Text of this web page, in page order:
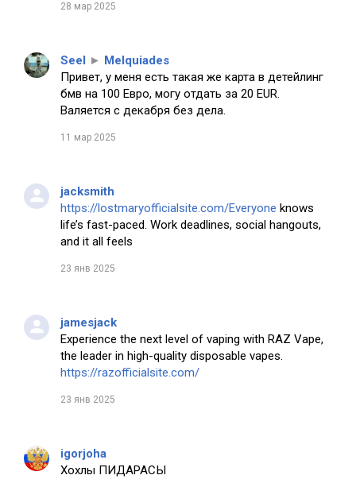
28 мар 2025
Seel ► Melquiades
Привет, у меня есть такая же карта в детейлинг
бмв на 100 Евро, могу отдать за 20 EUR.
Валяется с декабря без дела.
11 мар 2025
jacksmith
https://lostmaryofficialsite.com/Everyone knows
life’s fast-paced. Work deadlines, social hangouts,
and it all feels
23 янв 2025
jamesjack
Experience the next level of vaping with RAZ Vape,
the leader in high-quality disposable vapes.
https://razofficialsite.com/
23 янв 2025
igorjoha
Хохлы ПИДАРАСЫ